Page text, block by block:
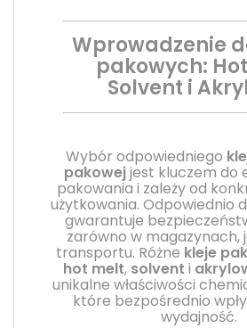
Wprowadzenie
pakowych:
Solvent i
Wybór odpowiedniego
pakowejjest kluczem do
pakowania i zależy od
użytkowania. Odpowiednio
gwarantuje
zarówno w magazynach,
transportu. Różne kleje
hot melt, solvent i
unikalne właściwości
które bezpośrednio
wydajność.